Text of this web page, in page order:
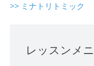
>> ミナトリトミック
レッスンメ